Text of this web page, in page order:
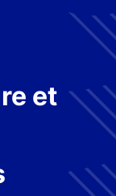
et